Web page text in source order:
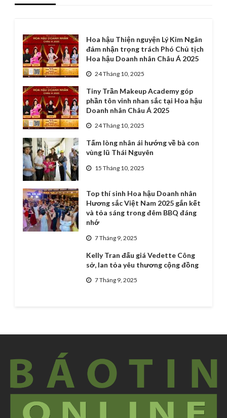
Hoa hậu Thiện nguyện Lý Kim Ngân
đảm nhận trọng trách Phó Chủ tịch
Hoa hậu Doanh nhân Châu Á 2025
24 Tháng 10, 2025
Tiny Trần Makeup Academy góp
phần tôn vinh nhan sắc tại Hoa hậu
Doanh nhân Châu Á 2025
24 Tháng 10, 2025
Tấm lòng nhân ái hướng về bà con
vùng lũ Thái Nguyên
15 Tháng 10, 2025
Top thí sinh Hoa hậu Doanh nhân
Hương sắc Việt Nam 2025 gắn kết
và tỏa sáng trong đêm BBQ đáng
nhớ
7 Tháng 9, 2025
Kelly Tran đấu giá Vedette Công
sở, lan tỏa yêu thương cộng đồng
7 Tháng 9, 2025